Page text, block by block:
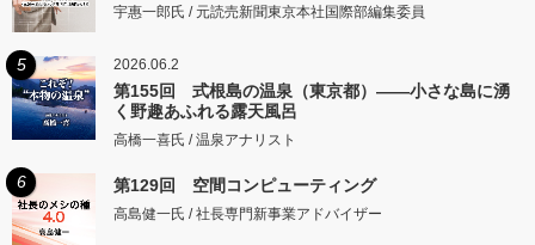
宇惠一郎氏 / 元読売新聞東京本社国際部編集委員
5 2026.06.2
第155回 式根島の温泉（東京都）――小さな島に湧
く野趣あふれる露天風呂
高橋一喜氏 / 温泉アナリスト
6 第129回 空間コンピューティング
高島健一氏 / 社長専門新事業アドバイザー